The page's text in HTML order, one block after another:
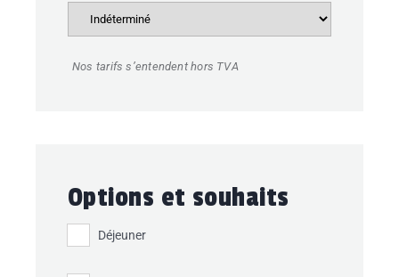
Nos tarifs s’entendent hors TVA
Options et souhaits
Déjeuner